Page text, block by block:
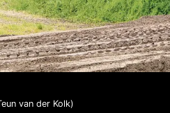
van der Kolk)